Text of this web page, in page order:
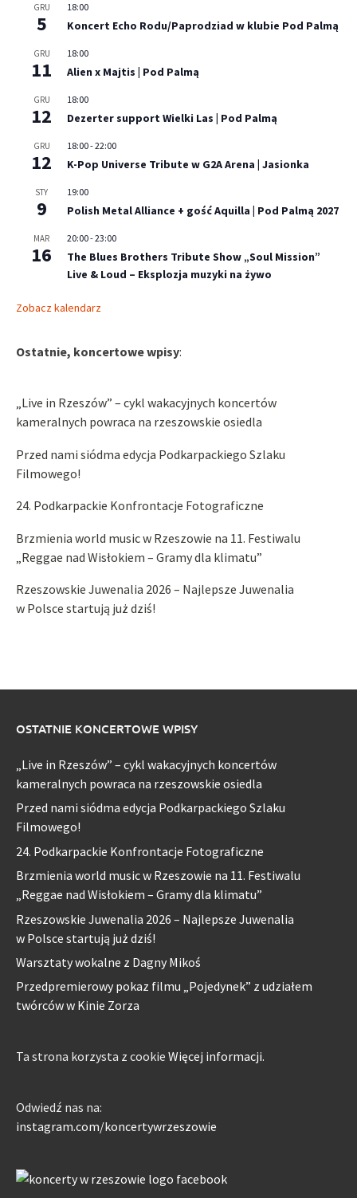
GRU
5
18:00
Koncert Echo Rodu/Paprodziad w klubie Pod Palmą
GRU
11
18:00
Alien x Majtis | Pod Palmą
GRU
12
18:00
Dezerter support Wielki Las | Pod Palmą
GRU
12
18:00-22:00
K-Pop Universe Tribute w G2A Arena | Jasionka
STY
9
19:00
Polish Metal Alliance + gość Aquilla | Pod Palmą 2027
MAR
16
20:00-23:00
The Blues Brothers Tribute Show „Soul Mission”
Live & Loud – Eksplozja muzyki na żywo
Zobacz kalendarz
Ostatnie, koncertowe wpisy:
„Live in Rzeszów” – cykl wakacyjnych koncertów
kameralnych powraca na rzeszowskie osiedla
Przed nami siódma edycja Podkarpackiego Szlaku
Filmowego!
24. Podkarpackie Konfrontacje Fotograficzne
Brzmienia world music w Rzeszowie na 11. Festiwalu
„Reggae nad Wisłokiem – Gramy dla klimatu”
Rzeszowskie Juwenalia 2026 – Najlepsze Juwenalia
w Polsce startują już dziś!
OSTATNIE KONCERTOWE WPISY
„Live in Rzeszów” – cykl wakacyjnych koncertów
kameralnych powraca na rzeszowskie osiedla
Przed nami siódma edycja Podkarpackiego Szlaku
Filmowego!
24. Podkarpackie Konfrontacje Fotograficzne
Brzmienia world music w Rzeszowie na 11. Festiwalu
„Reggae nad Wisłokiem – Gramy dla klimatu”
Rzeszowskie Juwenalia 2026 – Najlepsze Juwenalia
w Polsce startują już dziś!
Warsztaty wokalne z Dagny Mikoś
Przedpremierowy pokaz filmu „Pojedynek” z udziałem
twórców w Kinie Zorza
Ta strona korzysta z cookie Więcej informacji.
Odwiedź nas na:
instagram.com/koncertywrzeszowie